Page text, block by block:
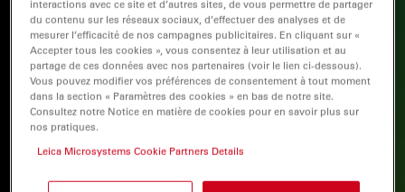
interactions avec ce site et d’autres sites, de vous permettre de partager
du contenu sur les réseaux sociaux, d’effectuer des analyses et de
mesurer l’efficacité de nos campagnes publicitaires. En cliquant sur «
Accepter tous les cookies », vous consentez à leur utilisation et au
partage de ces données avec nos partenaires (voir le lien ci-dessous).
Vous pouvez modifier vos préférences de consentement à tout moment
dans la section « Paramètres des cookies » en bas de notre site.
Consultez notre Notice en matière de cookies pour en savoir plus sur
nos pratiques.
Leica Microsystems Cookie Partners Details